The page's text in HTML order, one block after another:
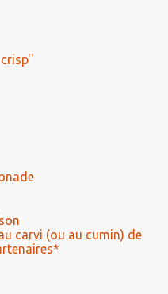
carvi (ou au cumin) de